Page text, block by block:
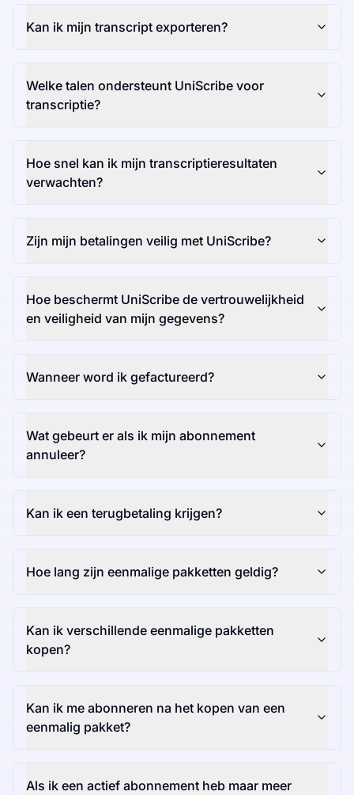
Kan ik mijn transcript exporteren?
Welke talen ondersteunt UniScribe voor
transcriptie?
Hoe snel kan ik mijn transcriptieresultaten
verwachten?
Zijn mijn betalingen veilig met UniScribe?
Hoe beschermt UniScribe de vertrouwelijkheid
en veiligheid van mijn gegevens?
Wanneer word ik gefactureerd?
Wat gebeurt er als ik mijn abonnement
annuleer?
Kan ik een terugbetaling krijgen?
Hoe lang zijn eenmalige pakketten geldig?
Kan ik verschillende eenmalige pakketten
kopen?
Kan ik me abonneren na het kopen van een
eenmalig pakket?
Als ik een actief abonnement heb maar meer